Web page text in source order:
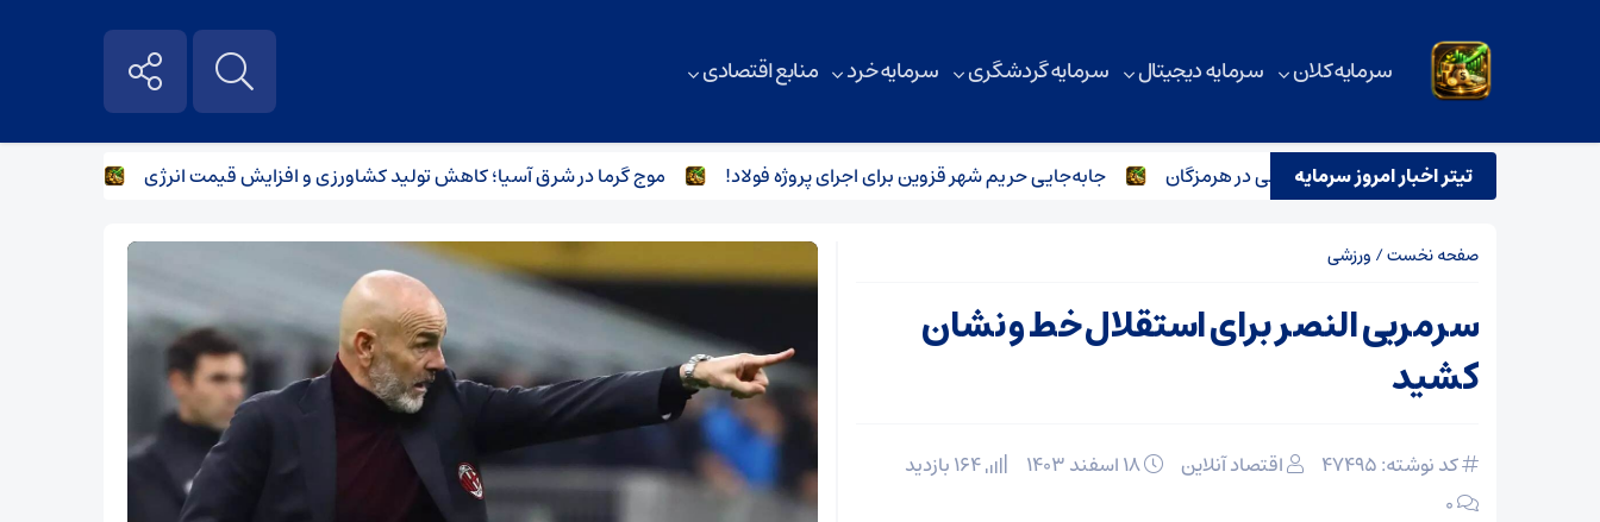
سرمایه کلان سرمایه دیجیتال سرمایه گردشگری سرمایه خرد منابع اقتصادی
تیتر اخبار امروز سرمایه جابه‌جایی حریم شهر قزوین برای اجرای پروژه فولاد! موج گرما در شرق آسیا؛ کاهش تولید کشاورزی و افزایش قیمت انرژی بارش‌های سیل‌آسا در راه ۳ استان؛ هشدار
صفحه نخست/ ورزشی
سرمربی النصر برای استقلال خط و نشان
کشید
کد نوشته: 47495 اقتصاد آنلاین
۰